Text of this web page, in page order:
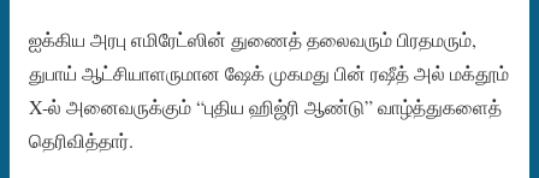
ஐக்கிய அரபு எமிரேட்ஸின் துணைத் தலைவரும் பிரதமரும்,
துபாய் ஆட்சியாளருமான ஷேக் முகமது பின் ரஷீத் அல் மக்தூம்
X-ல் அனைவருக்கும் “புதிய ஹிஜ்ரி ஆண்டு” வாழ்த்துகளைத்
தெரிவித்தார்.